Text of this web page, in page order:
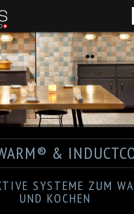
&
SYSTEME ZUM
UND KOCHEN